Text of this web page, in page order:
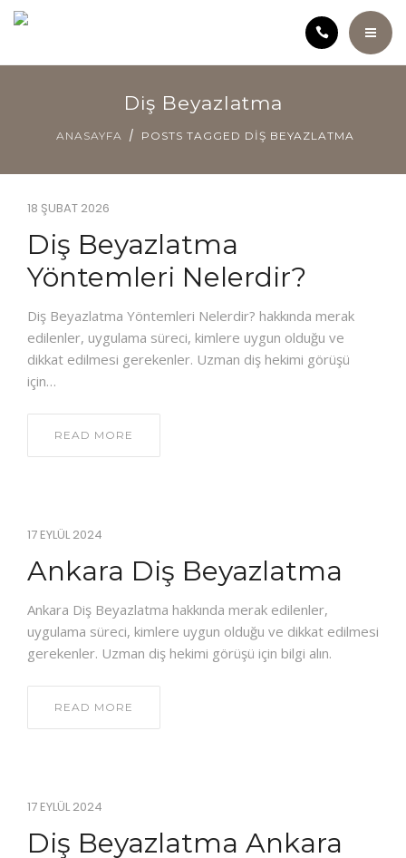
KLINIĞIMIZ
KURUCU HEKIM HATICE ÖZÇELIK
SAĞLIK ANSIKLOPEDISI
TEDAVILER
ÜCRET POLITIKAMIZ
VIDEOLAR
Diş Beyazlatma
ANASAYFA POSTS TAGGED DIŞ BEYAZLATMA
18 ŞUBAT 2026
Diş Beyazlatma
Yöntemleri Nelerdir?
Diş Beyazlatma Yöntemleri Nelerdir? hakkında merak
edilenler, uygulama süreci, kimlere uygun olduğu ve
dikkat edilmesi gerekenler. Uzman diş hekimi görüşü
için…
READ MORE
17 EYLÜL 2024
Ankara Diş Beyazlatma
Ankara Diş Beyazlatma hakkında merak edilenler,
uygulama süreci, kimlere uygun olduğu ve dikkat edilmesi
gerekenler. Uzman diş hekimi görüşü için bilgi alın.
READ MORE
17 EYLÜL 2024
Diş Beyazlatma Ankara